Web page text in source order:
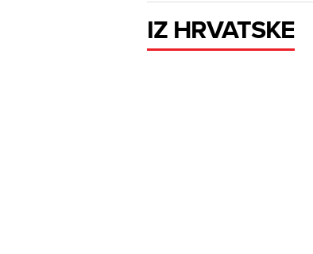
IZ HRVATSKE